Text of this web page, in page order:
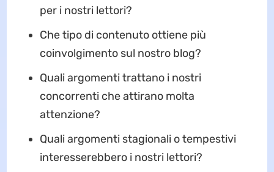
per i nostri lettori?
Che tipo di contenuto ottiene più
coinvolgimento sul nostro blog?
Quali argomenti trattano i nostri
concorrenti che attirano molta
attenzione?
Quali argomenti stagionali o tempestivi
interesserebbero i nostri lettori?